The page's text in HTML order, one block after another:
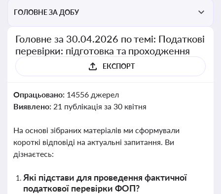
ГОЛОВНЕ ЗА ДОБУ
Головне за 30.04.2026 по темі: Податкові
перевірки: підготовка та проходження
ЕКСПОРТ
Опрацьовано: 14556 джерел
Виявлено: 21 публікація за 30 квітня
На основі зібраних матеріалів ми сформували
короткі відповіді на актуальні запитання. Ви
дізнаєтесь:
Які підстави для проведення фактичної
податкової перевірки ФОП?